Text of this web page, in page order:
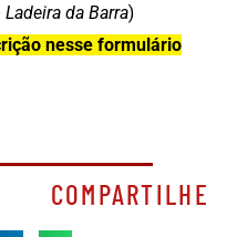
da Barra)
nesse formulário
COMPARTILHE